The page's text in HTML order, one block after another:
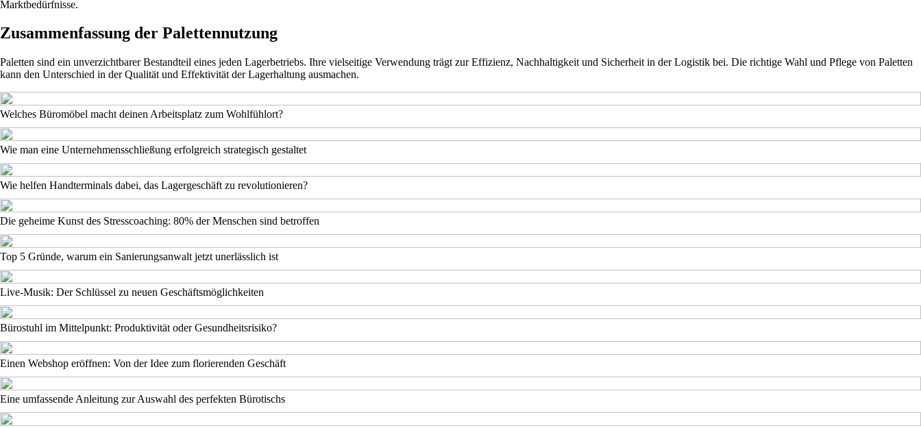
Marktbedürfnisse.
Zusammenfassung der Palettennutzung
Paletten sind ein unverzichtbarer Bestandteil eines jeden Lagerbetriebs. Ihre vielseitige Verwendung trägt zur Effizienz, Nachhaltigkeit und Sicherheit in der Logistik bei. Die richtige Wahl und Pflege von Paletten
kann den Unterschied in der Qualität und Effektivität der Lagerhaltung ausmachen.
Welches Büromöbel macht deinen Arbeitsplatz zum Wohlfühlort?
Wie man eine Unternehmensschließung erfolgreich strategisch gestaltet
Wie helfen Handterminals dabei, das Lagergeschäft zu revolutionieren?
Die geheime Kunst des Stresscoaching: 80% der Menschen sind betroffen
Top 5 Gründe, warum ein Sanierungsanwalt jetzt unerlässlich ist
Live-Musik: Der Schlüssel zu neuen Geschäftsmöglichkeiten
Bürostuhl im Mittelpunkt: Produktivität oder Gesundheitsrisiko?
Einen Webshop eröffnen: Von der Idee zum florierenden Geschäft
Eine umfassende Anleitung zur Auswahl des perfekten Bürotischs